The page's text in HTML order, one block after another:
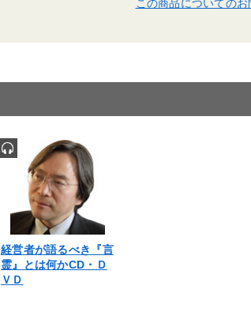
この商品についての
経営者が語るべき『言
霊』とは何かCD・Ｄ
ＶＤ